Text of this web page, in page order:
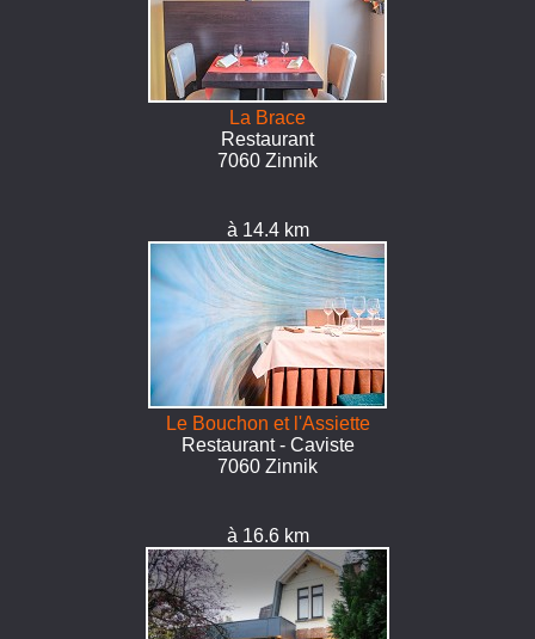
La Brace
Restaurant
7060 Zinnik
à 14.4 km
Le Bouchon et l'Assiette
Restaurant - Caviste
7060 Zinnik
à 16.6 km